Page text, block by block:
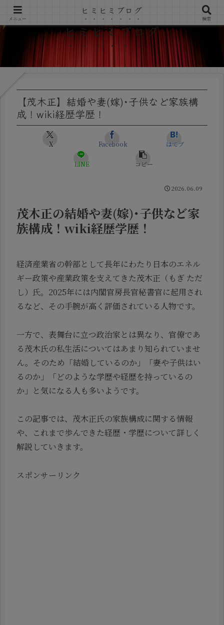
ヒミヒミブログ
【茂木正】結婚や妻(嫁)･子供など家族構
成！wiki経歴学歴！
X Facebook はてブ
LINE コピー
2026.06.09
茂木正の結婚や妻(嫁)･子供など家
族構成！wiki経歴学歴！
経済産業省の幹部として長年にわたり日本のエネル
ギー政策や産業政策を支えてきた茂木正（もぎ ただ
し）氏。2025年には内閣官房長官秘書官に起用され
るなど、その手腕が高く評価されている人物です。
一方で、表舞台に立つ政治家とは異なり、官僚であ
る茂木氏の私生活についてはあまり知られていませ
ん。そのため「結婚しているのか」「妻や子供はい
るのか」「どのような学歴や経歴を持っているの
か」と気になる人も多いようです。
この記事では、茂木正氏の家族構成に関する情報
や、これまで歩んできた経歴・学歴について詳しく
解説していきます。
スポンサーリンク
メニュー
ヒミヒミブログ
検索